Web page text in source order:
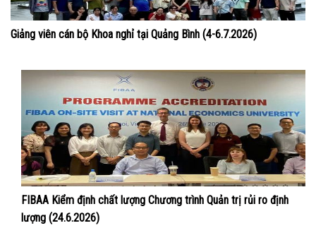
Giảng viên cán bộ Khoa nghỉ tại Quảng Bình (4-6.7.2026)
FIBAA Kiểm định chất lượng Chương trình Quản trị rủi ro định
lượng (24.6.2026)